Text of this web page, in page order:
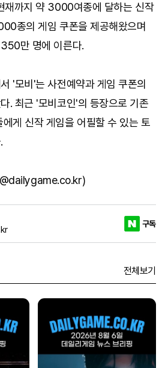
재까지 약 3000여종에 달하는 신작
종의 게임 쿠폰을 제공해왔으며
만 명에 이른다.
'모비'는 사전예약과 게임 쿠폰의
. 최근 '모비코인'의 등장으로 기존
게 신작 게임을 어필할 수 있는 토
구독
전체보기